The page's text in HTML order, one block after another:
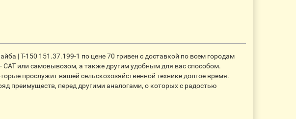
| Т-150 151.37.199-1 по цене 70 гривен с доставкой по всем городам
или самовывозом, а также другим удобным для вас способом.
прослужит вашей сельскохозяйственной технике долгое время.
преимуществ, перед другими аналогами, о которых с радостью